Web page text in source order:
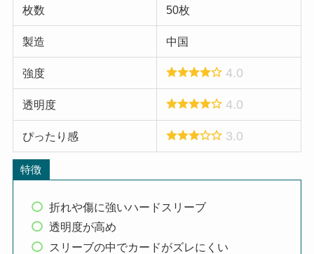
枚数 50枚
製造 中国
強度 4.0
透明度 4.0
ぴったり感 3.0
特徴
折れや傷に強いハードスリーブ
透明度が高め
スリーブの中でカードがズレにくい